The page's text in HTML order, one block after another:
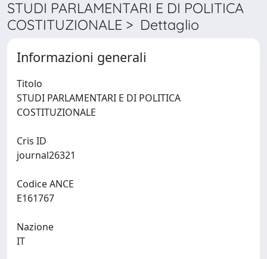
STUDI PARLAMENTARI E DI POLITICA
COSTITUZIONALE > Dettaglio
Informazioni generali
Titolo
STUDI PARLAMENTARI E DI POLITICA
Cris ID
Codice ANCE
Nazione